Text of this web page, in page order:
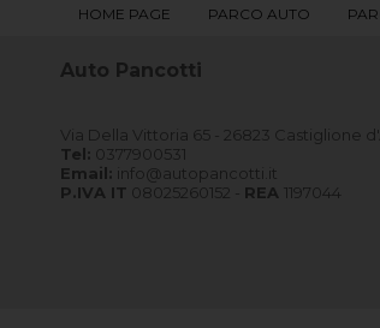
HOME PAGE PARCO AUTO
Auto Pancotti
Via Della Vittoria 65 - 26823 Castiglione
Tel: 0377900531
Email: info@autopancotti.it
P.IVA IT 08025260152 - REA 1197044